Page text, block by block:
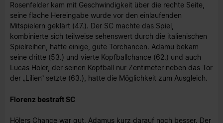
Rosenfelder kam mit Geschwindigkeit über die rechte Seite,
seine flache Hereingabe wurde vor den einlaufenden
Mitspielern geklärt (47.). Der SC machte das Spiel,
kombinierte sich teilweise sehenswert durch die italienischen
Spielreihen, hatte einige, gute Torchancen. Adamu bekam
seine dritte (53.) und vierte Kopfballchance (62.) und auch
Lucas Höler, der seinen Kopfball nur Zentimeter neben das Tor
der „Lilien“ setzte (63.), hatte die Möglichkeit zum Ausgleich.
Florenz bestraft SC
Hölers Chance war gut, Adamus kurz darauf noch besser. Der